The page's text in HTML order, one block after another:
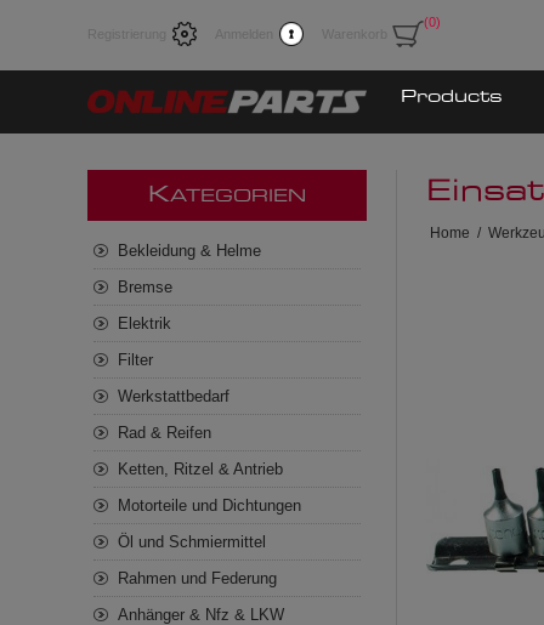
Registrierung Anmelden Warenkorb
(0)
Products
Home /
KATEGORIEN
Bekleidung & Helme
Bremse
Elektrik
Filter
Werkstattbedarf
Rad & Reifen
Ketten, Ritzel & Antrieb
Motorteile und Dichtungen
Öl und Schmiermittel
Rahmen und Federung
Anhänger & Nfz & LKW